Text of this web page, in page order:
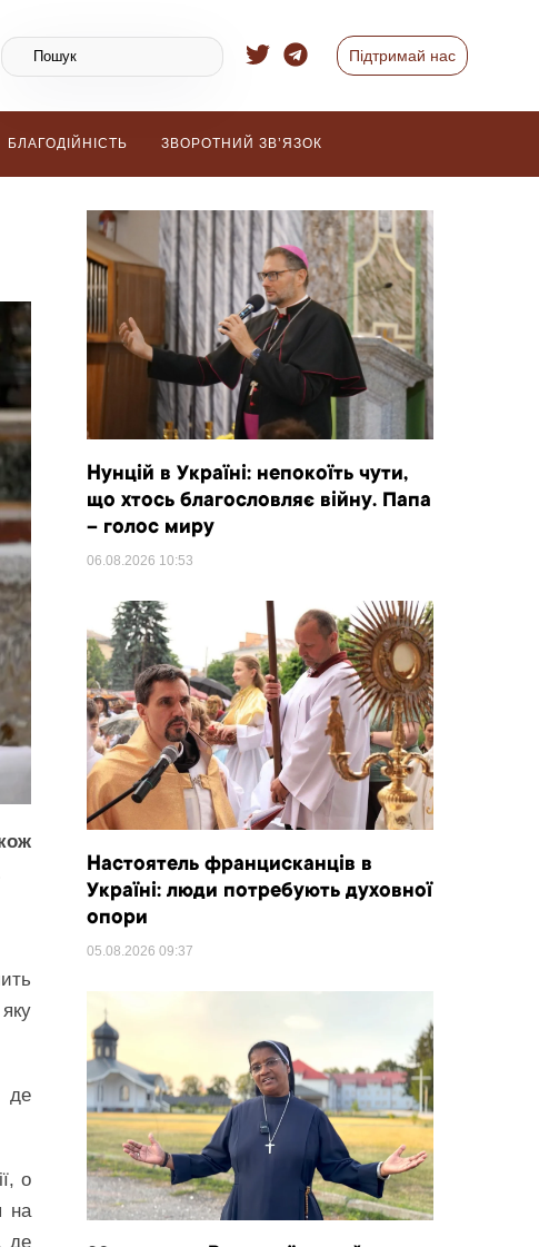
Підтримай нас
БЛАГОДІЙНІСТЬ ЗВОРОТНИЙ ЗВ’ЯЗОК
де
о
на
де
Нунцій в Україні: непокоїть чути,
що хтось благословляє війну. Папа
– голос миру
06.08.2026 10:53
Настоятель францисканців в
Україні: люди потребують духовної
опори
05.08.2026 09:37